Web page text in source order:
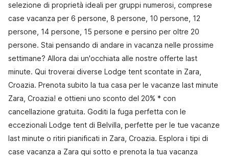
selezione di proprietà ideali per gruppi numerosi, comprese
case vacanza per 6 persone, 8 persone, 10 persone, 12
persone, 14 persone, 15 persone e persino per oltre 20
persone. Stai pensando di andare in vacanza nelle prossime
settimane? Allora dai un'occhiata alle nostre offerte last
minute. Qui troverai diverse Lodge tent scontate in Zara,
Croazia. Prenota subito la tua casa per le vacanze last minute
Zara, Croazia! e ottieni uno sconto del 20% * con
cancellazione gratuita. Goditi la fuga perfetta con le
eccezionali Lodge tent di Belvilla, perfette per le tue vacanze
last minute o ritiri pianificati in Zara, Croazia. Esplora i tipi di
case vacanza a Zara qui sotto e prenota la tua vacanza